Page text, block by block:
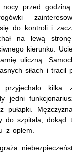
nocy przed
do kontroli i
na lewą
kierunku.
uliczną.
siłach i tracił
kilka
jedni
pułapki.
do szpitala, dokąd
z oplem.